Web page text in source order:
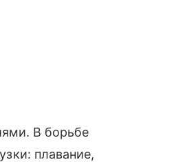
В борьбе
плавание,